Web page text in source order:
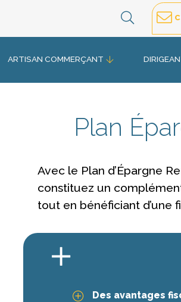
ARTISAN COMMERÇANT
Plan
Avec le Plan d’Épargne
constituez un
tout en bénéficiant d’une
Des avantages